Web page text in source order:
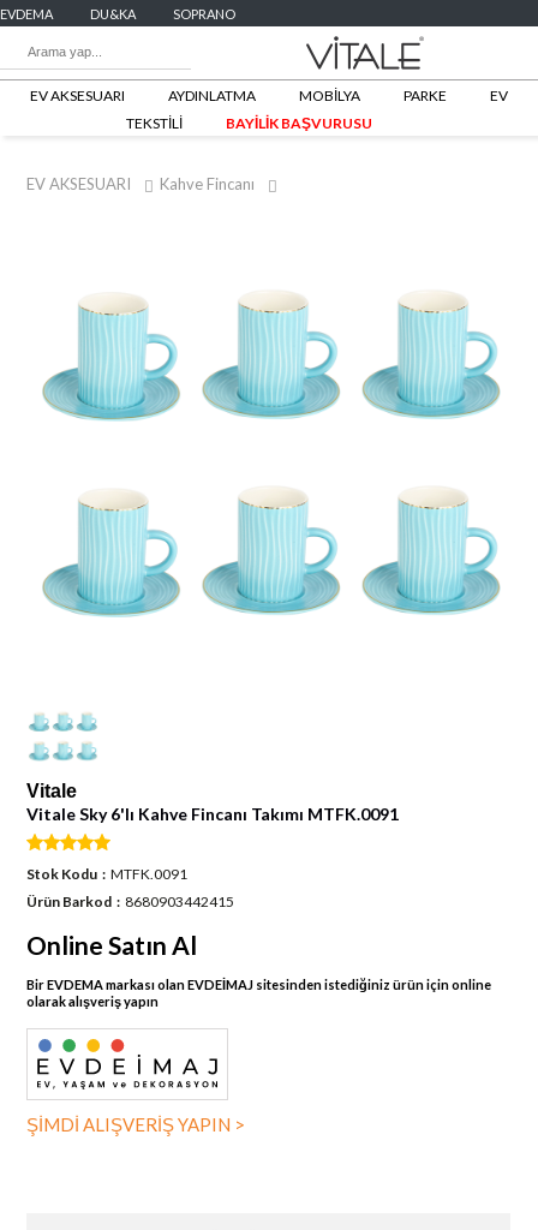
EVDEMA DU&KA SOPRANO
EV AKSESUARI AYDINLATMA MOBİLYA PARKE
EV
TEKSTİLİ
BAYİLİK BAŞVURUSU
EV AKSESUARI Kahve Fincanı
Vitale
Vitale Sky 6'lı Kahve Fincanı Takımı MTFK.0091
Stok Kodu
MTFK.0091
Ürün Barkod
8680903442415
Online Satın Al
Bir EVDEMA markası olan EVDEİMAJ sitesinden istediğiniz ürün için online
olarak alışveriş yapın
ŞİMDİ ALIŞVERİŞ YAPIN >